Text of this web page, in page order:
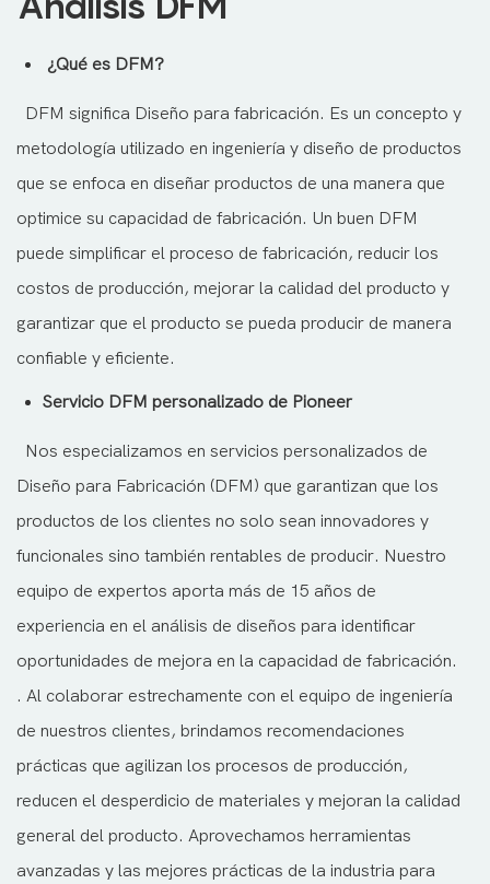
¿Qué es DFM?
DFM significa Diseño para fabricación. Es un concepto y
metodología utilizado en ingeniería y diseño de productos
que se enfoca en diseñar productos de una manera que
optimice su capacidad de fabricación. Un buen DFM
puede simplificar el proceso de fabricación, reducir los
costos de producción, mejorar la calidad del producto y
garantizar que el producto se pueda producir de manera
confiable y eficiente.
Servicio DFM personalizado de Pioneer
Nos especializamos en servicios personalizados de
Diseño para Fabricación (DFM) que garantizan que los
productos de los clientes no solo sean innovadores y
funcionales sino también rentables de producir. Nuestro
equipo de expertos aporta más de 15 años de
experiencia en el análisis de diseños para identificar
oportunidades de mejora en la capacidad de fabricación.
. Al colaborar estrechamente con el equipo de ingeniería
de nuestros clientes, brindamos recomendaciones
prácticas que agilizan los procesos de producción,
reducen el desperdicio de materiales y mejoran la calidad
general del producto. Aprovechamos herramientas
avanzadas y las mejores prácticas de la industria para